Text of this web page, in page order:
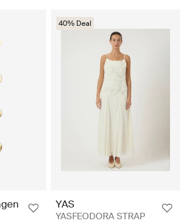
40% Deal
YAS
YASFEODORA STRAP